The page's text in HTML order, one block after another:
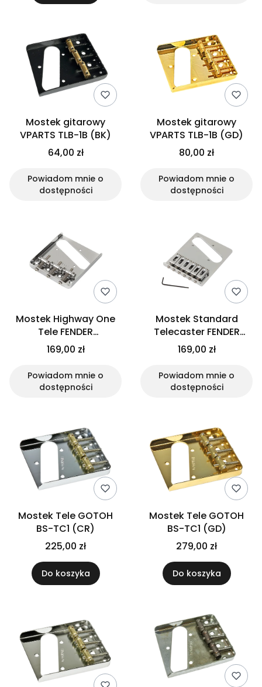
Mostek gitarowy
VPARTS TLB-1B (BK)
64,00 zł
Powiadom mnie o
dostępności
Mostek gitarowy
VPARTS TLB-1B (GD)
80,00 zł
Powiadom mnie o
dostępności
Mostek Highway One
Tele FENDER
0060070000
169,00 zł
Powiadom mnie o
dostępności
Mostek Standard
Telecaster FENDER
0053354000
169,00 zł
Powiadom mnie o
dostępności
Mostek Tele GOTOH
BS-TC1 (CR)
225,00 zł
Do koszyka
Mostek Tele GOTOH
BS-TC1 (GD)
279,00 zł
Do koszyka